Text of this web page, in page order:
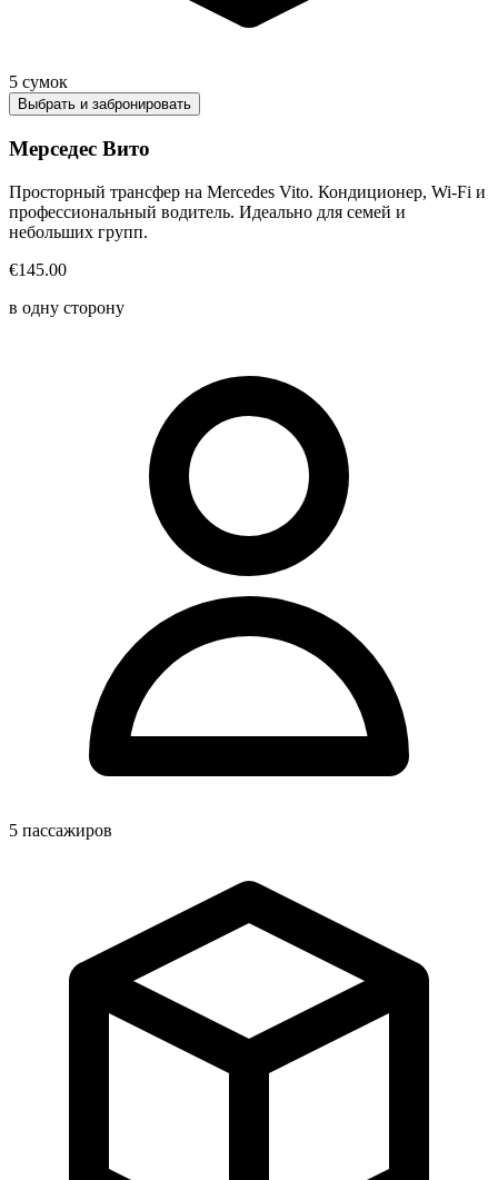
5 сумок
Выбрать и забронировать
Мерседес Вито
Просторный трансфер на Mercedes Vito. Кондиционер, Wi-Fi и
профессиональный водитель. Идеально для семей и
небольших групп.
€145.00
в одну сторону
5 пассажиров